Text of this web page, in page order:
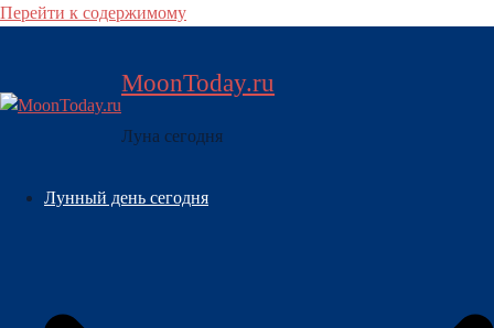
Перейти к содержимому
MoonToday.ru
Луна сегодня
Лунный день сегодня